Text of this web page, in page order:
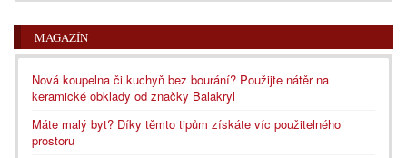
MAGAZÍN
Nová koupelna či kuchyň bez bourání? Použijte nátěr na
keramické obklady od značky Balakryl
Máte malý byt? Díky těmto tipům získáte víc použitelného
prostoru